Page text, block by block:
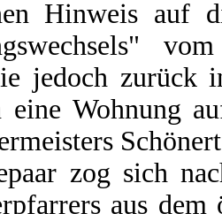
Hinweis auf
jedoch zurück
eine Wohnung
zog sich
aus